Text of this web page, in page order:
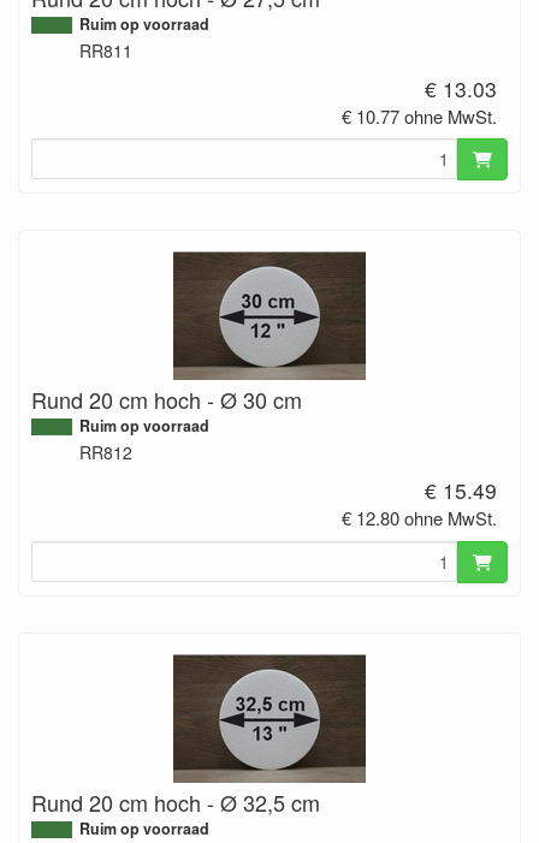
Ruim op voorraad
RR811
€ 13.03
€ 10.77 ohne MwSt.
Rund 20 cm hoch - Ø 30 cm
Ruim op voorraad
RR812
€ 15.49
€ 12.80 ohne MwSt.
Rund 20 cm hoch - Ø 32,5 cm
Ruim op voorraad